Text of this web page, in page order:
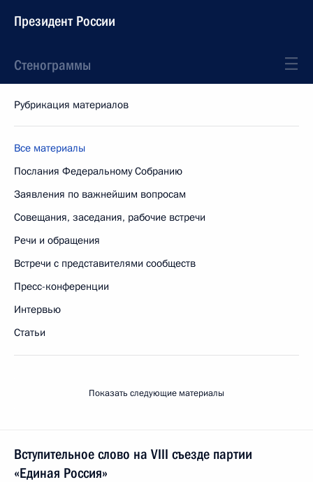
Президент России
Стенограммы
Рубрикация материалов
Все материалы
Послания Федеральному Собранию
Заявления по важнейшим вопросам
Совещания, заседания, рабочие встречи
Речи и обращения
Встречи с представителями сообществ
Пресс-конференции
Интервью
Статьи
Показать следующие материалы
Вступительное слово на VIII съезде партии
«Единая Россия»